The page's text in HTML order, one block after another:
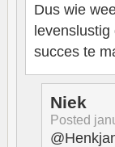
Dus wie
succes te
Niek
Posted